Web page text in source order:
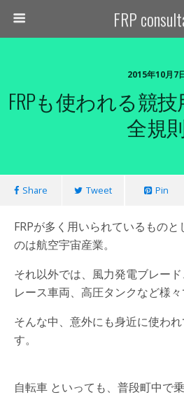
FRP
2015年10月7
FRPも使われる競
全規
Share Tweet Pin
FRPが多く用いられているもの
のは航空宇宙産業。
それ以外では、風力発電ブレード
レース車両、高圧タンクなど様々
そんな中、意外にも身近に使わ
す。
自転車 といっても、普段町中で